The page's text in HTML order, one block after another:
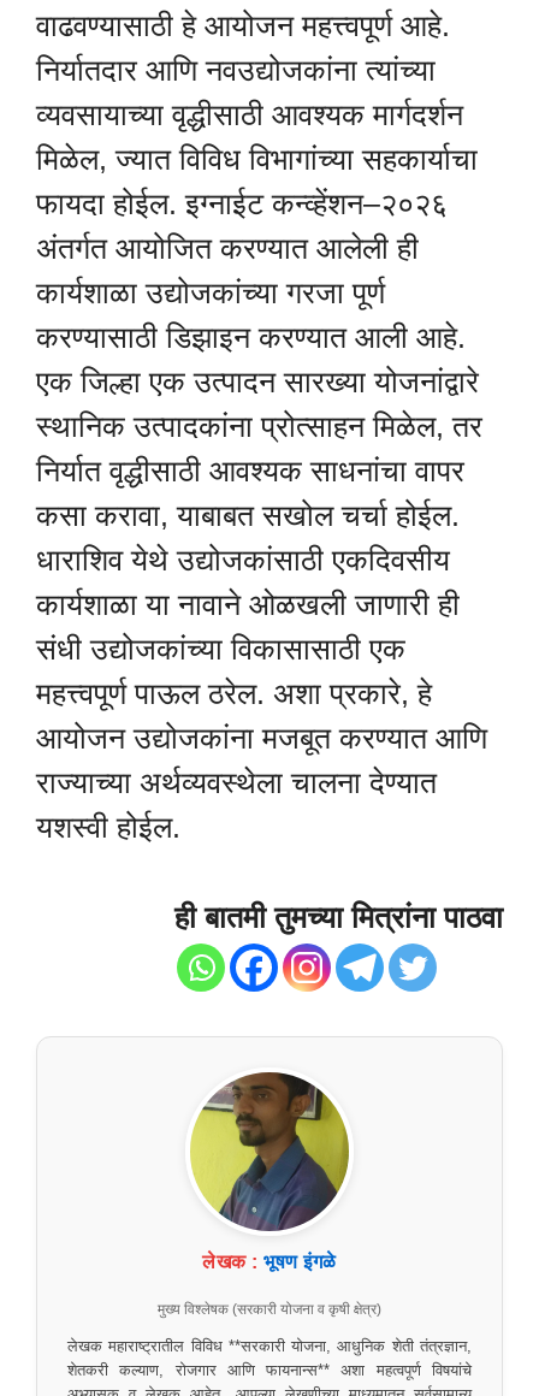
वाढवण्यासाठी हे आयोजन महत्त्वपूर्ण आहे.
निर्यातदार आणि नवउद्योजकांना त्यांच्या
व्यवसायाच्या वृद्धीसाठी आवश्यक मार्गदर्शन
मिळेल, ज्यात विविध विभागांच्या सहकार्याचा
फायदा होईल. इग्नाईट कन्व्हेंशन–२०२६
अंतर्गत आयोजित करण्यात आलेली ही
कार्यशाळा उद्योजकांच्या गरजा पूर्ण
करण्यासाठी डिझाइन करण्यात आली आहे.
एक जिल्हा एक उत्पादन सारख्या योजनांद्वारे
स्थानिक उत्पादकांना प्रोत्साहन मिळेल, तर
निर्यात वृद्धीसाठी आवश्यक साधनांचा वापर
कसा करावा, याबाबत सखोल चर्चा होईल.
धाराशिव येथे उद्योजकांसाठी एकदिवसीय
कार्यशाळा या नावाने ओळखली जाणारी ही
संधी उद्योजकांच्या विकासासाठी एक
महत्त्वपूर्ण पाऊल ठरेल. अशा प्रकारे, हे
आयोजन उद्योजकांना मजबूत करण्यात आणि
राज्याच्या अर्थव्यवस्थेला चालना देण्यात
यशस्वी होईल.
ही बातमी तुमच्या मित्रांना पाठवा
लेखक : भूषण इंगळे
मुख्य विश्लेषक (सरकारी योजना व कृषी क्षेत्र)
लेखक महाराष्ट्रातील विविध **सरकारी योजना, आधुनिक शेती तंत्रज्ञान,
शेतकरी कल्याण, रोजगार आणि फायनान्स** अशा महत्वपूर्ण विषयांचे